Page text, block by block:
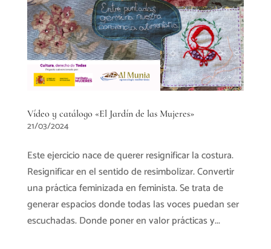
Vídeo y catálogo «El Jardín de las Mujeres»
21/03/2024
Este ejercicio nace de querer resignificar la costura.
Resignificar en el sentido de resimbolizar. Convertir
una práctica feminizada en feminista. Se trata de
generar espacios donde todas las voces puedan ser
escuchadas. Donde poner en valor prácticas y...